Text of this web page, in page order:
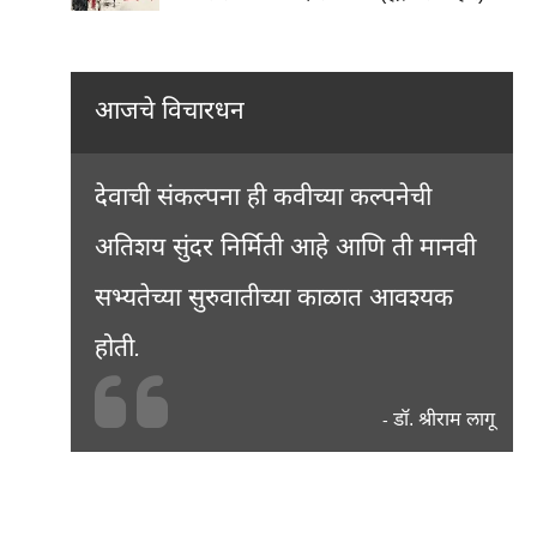
आजचे विचारधन
देवाची संकल्पना ही कवीच्या कल्पनेची
अतिशय सुंदर निर्मिती आहे आणि ती मानवी
सभ्यतेच्या सुरुवातीच्या काळात आवश्यक
होती.
- डॉ. श्रीराम लागू